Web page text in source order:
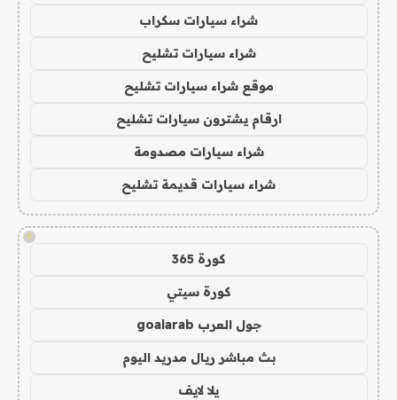
شراء سيارات سكراب
شراء سيارات تشليح
موقع شراء سيارات تشليح
ارقام يشترون سيارات تشليح
شراء سيارات مصدومة
شراء سيارات قديمة تشليح
!
كورة 365
كورة سيتي
جول العرب goalarab
بث مباشر ريال مدريد اليوم
يلا لايف